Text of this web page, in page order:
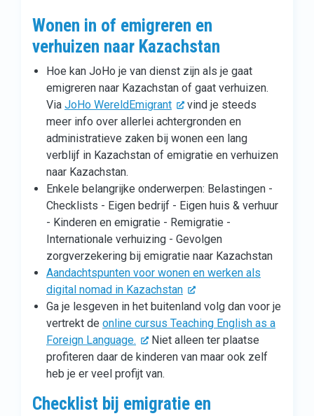
Wonen in of emigreren en
verhuizen naar Kazachstan
Hoe kan JoHo je van dienst zijn als je gaat
emigreren naar Kazachstan of gaat verhuizen.
Via JoHo WereldEmigrant
vind je steeds
meer info over allerlei achtergronden en
administratieve zaken bij wonen een lang
verblijf in Kazachstan of emigratie en verhuizen
naar Kazachstan.
Enkele belangrijke onderwerpen: Belastingen -
Checklists - Eigen bedrijf - Eigen huis & verhuur
- Kinderen en emigratie - Remigratie -
Internationale verhuizing - Gevolgen
zorgverzekering bij emigratie naar Kazachstan
Aandachtspunten voor wonen en werken als
digital nomad in Kazachstan
Ga je lesgeven in het buitenland volg dan voor je
vertrekt de online cursus Teaching English as a
Foreign Language.
Niet alleen ter plaatse
profiteren daar de kinderen van maar ook zelf
heb je er veel profijt van.
Checklist bij emigratie en